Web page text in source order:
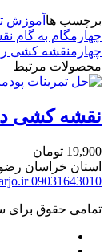
برچسب ها آموزش
چهارمگام به گام
چهارمنقشه کشی
محصولات مرتبط
نقشه کشی دهم صفحه
19,900 تومان
استان خراسان
09031643010
تمامی حقوق